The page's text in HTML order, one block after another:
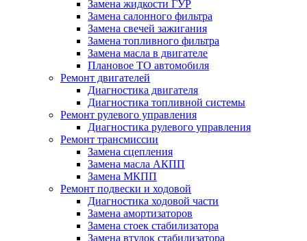
Замена жидкости ГУР
Замена салонного фильтра
Замена свечей зажигания
Замена топливного фильтра
Замена масла в двигателе
Плановое ТО автомобиля
Ремонт двигателей
Диагностика двигателя
Диагностика топливной системы
Ремонт рулевого управления
Диагностика рулевого управления
Ремонт трансмиссии
Замена сцепления
Замена масла АКПП
Замена МКПП
Ремонт подвески и ходовой
Диагностика ходовой части
Замена амортизаторов
Замена стоек стабилизатора
Замена втулок стабилизатора